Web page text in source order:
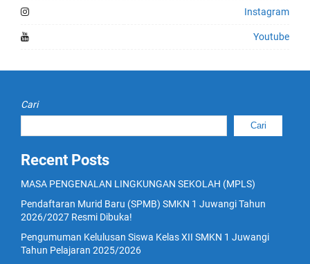
Instagram
Youtube
Cari
Cari
Recent Posts
MASA PENGENALAN LINGKUNGAN SEKOLAH (MPLS)
Pendaftaran Murid Baru (SPMB) SMKN 1 Juwangi Tahun
2026/2027 Resmi Dibuka!
Pengumuman Kelulusan Siswa Kelas XII SMKN 1 Juwangi
Tahun Pelajaran 2025/2026